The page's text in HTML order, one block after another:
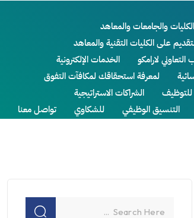
والجامعات والمعاهد
على الكليات التقنية والمعاهد
التعاوني لارامكو
الخدمات الإلكترونية
لمعرفة استحقاقك لمكافآت التفوق
الشراكات الاستراتيجية
التنسيق الوظيفي للشكاوي تواصل معنا